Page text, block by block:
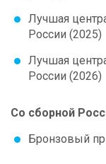
Лучшая
России (2025)
Лучшая
России (2026)
Со сборной
Бронзовый